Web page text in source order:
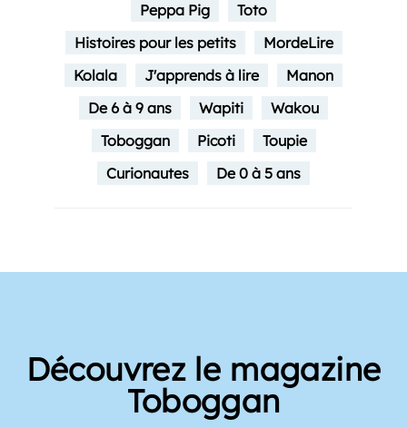
Peppa Pig
Toto
Histoires pour les petits
MordeLire
Kolala
J'apprends à lire
Manon
De 6 à 9 ans
Wapiti
Wakou
Toboggan
Picoti
Toupie
Curionautes
De 0 à 5 ans
Découvrez le magazine
Toboggan